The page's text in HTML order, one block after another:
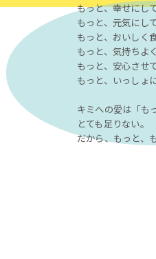
もっと、幸せにし
もっと、元気にし
もっと、おいしく
もっと、気持ちよ
もっと、安心させ
もっと、いっしょ
キミへの愛は「も
とても足りない。
だから、もっと、